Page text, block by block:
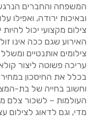
המשפחה והחברים
ובאיכות ירודה, ואפילו
צילום מקצועי יכול
האירוע שגם ככה אינו
צילומים אותנטיים
עריכה פשוטה ליצור
בכלל את החיסכון
וחשוב בחייה של בת-
העולמות – לשכור צלם
מדי, וגם לדאוג לצילום